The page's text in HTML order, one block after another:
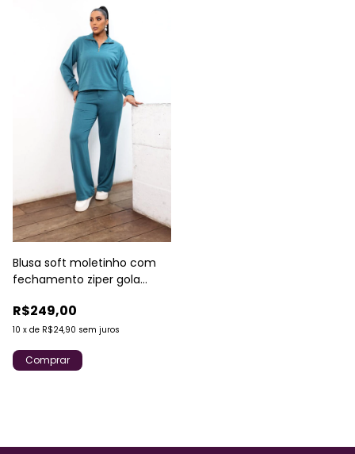
Blusa soft moletinho com
fechamento ziper gola
R$249,00
10 x de R$24,90 sem juros
Comprar